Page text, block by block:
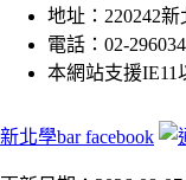
地址：220242
電話：02-
本網站支援IE11
新北學bar facebook